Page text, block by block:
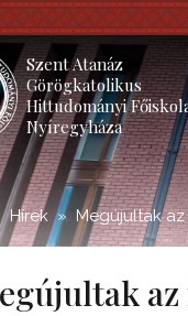
Szent Atanáz
Görögkatolikus
Hittudományi
Nyíregyháza
Hírek Megújultak